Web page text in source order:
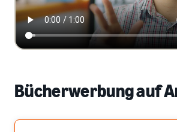
Bücherwerbung auf